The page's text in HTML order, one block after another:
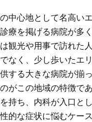
中心地として名高いエ
療を掲げる病院が多
観光や用事で訪れた
なく、少し歩いたエ
する大きな病院が揃
がこの地域の特徴で
持ち、内科が入口と
的な症状に悩むケー